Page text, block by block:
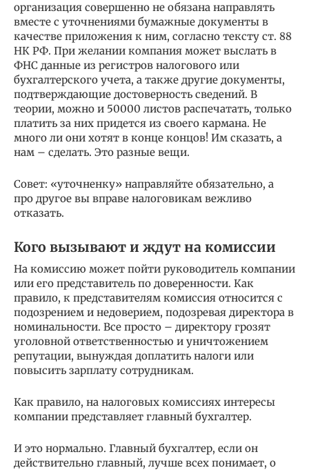
организация совершенно не обязана направлять
вместе с уточнениями бумажные документы в
качестве приложения к ним, согласно тексту ст. 88
НК РФ. При желании компания может выслать в
ФНС данные из регистров налогового или
бухгалтерского учета, а также другие документы,
подтверждающие достоверность сведений. В
теории, можно и 50000 листов распечатать, только
платить за них придется из своего кармана. Не
много ли они хотят в конце концов! Им сказать, а
нам – сделать. Это разные вещи.
Совет: «уточненку» направляйте обязательно, а
про другое вы вправе налоговикам вежливо
отказать.
Кого вызывают и ждут на комиссии
На комиссию может пойти руководитель компании
или его представитель по доверенности. Как
правило, к представителям комиссия относится с
подозрением и недоверием, подозревая директора в
номинальности. Все просто – директору грозят
уголовной ответственностью и уничтожением
репутации, вынуждая доплатить налоги или
повысить зарплату сотрудникам.
Как правило, на налоговых комиссиях интересы
компании представляет главный бухгалтер.
И это нормально. Главный бухгалтер, если он
действительно главный, лучше всех понимает, о